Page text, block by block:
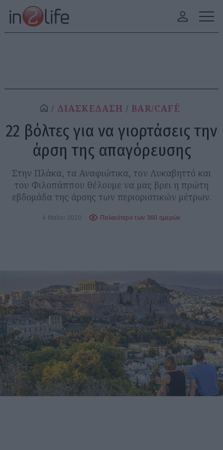
ΔΙΑΣΚΕΔΑΣΗ BAR/CAFÉ
22 βόλτες για να γιορτάσεις την
άρση της απαγόρευσης
Στην Πλάκα, τα Αναφιώτικα, τον Λυκαβηττό και
του Φιλοπάππου θέλουμε να μας βρει η πρώτη
εβδομάδα της άρσης των περιοριστικών μέτρων.
4 Μαΐου 2020 Παλαιότερο των 360 ημερών